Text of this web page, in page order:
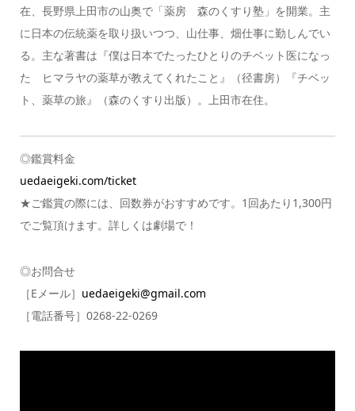
在、長野県上田市の山奥で「薬房 森のくすり塾」を開業。主
に日本の伝統薬を取り扱いつつ、山仕事、畑仕事に勤しんでい
る。主な著書は『僕は日本でたったひとりのチベット医になっ
た ヒマラヤの薬草が教えてくれたこと』（径書房）『チベッ
ト、薬草の旅』（森のくすり出版）。上田市在住。
◎鑑賞料金
uedaeigeki.com/ticket
★ご鑑賞の際には、回数券がおすすめです。1回あたり1,300円
でご覧頂けます。詳しくは劇場で！
◎お問合せ
［Eメール］ uedaeigeki@gmail.com
［電話番号］0268-22-0269